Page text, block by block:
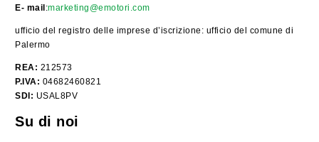
E- mail :marketing@emotori.com
ufficio del registro delle imprese d’iscrizione: ufficio del comune di
Palermo
REA: 212573
P.IVA: 04682460821
SDI: USAL8PV
Su di noi